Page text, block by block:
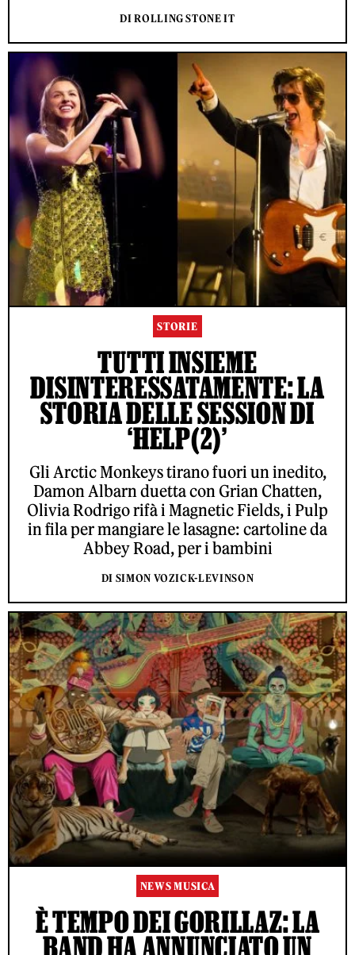
DI ROLLING STONE IT
STORIE
TUTTI INSIEME
DISINTERESSATAMENTE: LA
STORIA DELLE SESSION DI
‘HELP(2)’
Gli Arctic Monkeys tirano fuori un inedito,
Damon Albarn duetta con Grian Chatten,
Olivia Rodrigo rifà i Magnetic Fields, i Pulp
in fila per mangiare le lasagne: cartoline da
Abbey Road, per i bambini
DI SIMON VOZICK-LEVINSON
NEWS MUSICA
È TEMPO DEI GORILLAZ: LA
BAND HA ANNUNCIATO UN